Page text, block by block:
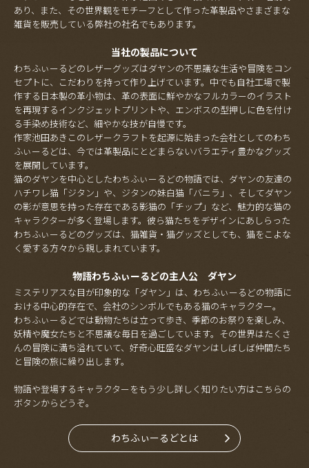
あり、また、その世界観をモチーフとして作った革製品やさまざまな
雑貨を販売している弊社の社名でもあります。
当社の製品について
わちふぃーるどのレザーグッズはダヤンの不思議な生活や冒険をコン
セプトに、こだわりを持って作り上げています。中でも自社工場で製
作する日本製の革小物は、革の表面に鮮やかなフルカラーのイラスト
を再現するインクジェットプリントや、エンボスの型押しに色を付け
る手染め技術など、細やかな技が自慢です。
作家池田あきこのレザークラフトを起源に始まった会社としてのわち
ふぃーるどは、今では革製品にとどまらないバラエティ豊かなグッズ
を展開しています。
猫のダヤンを中心としたわちふぃーるどの物語では、ダヤンの友達の
ハチワレ猫「ジタン」や、ジタンの妹白猫「バニラ」、そしてダヤン
の影が意思を持った存在である影猫の「チップ」など、魅力的な猫の
キャラクターが多く登場します。彼ら猫たちをデザインにあしらった
わちふぃーるどのグッズは、猫雑貨・猫グッズとしても、猫をこよな
く愛する方々から親しまれています。
物語わちふぃーるどの主人公 ダヤン
ミステリアスな目が印象的な「ダヤン」は、わちふぃーるどの物語に
おける中心的存在で、会社のシンボルでもある猫のキャラクター。
わちふぃーるどでは動物たちは立って歩き、季節のお祭りを楽しみ、
妖精や魔女たちと不思議な毎日を過ごしています。その世界はたくさ
んの冒険に満ち溢れていて、好奇心旺盛なダヤンはしばしば仲間たち
と冒険の旅に繰り出します。
物語や登場するキャラクターをもう少し詳しく知りたい方はこちらの
ボタンからどうぞ。
わちふぃーるどとは